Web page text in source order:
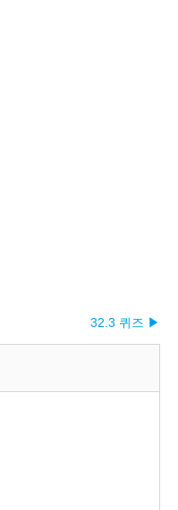
32.3 퀴즈 ▶︎